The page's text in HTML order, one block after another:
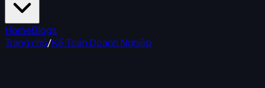
HomeBlogs
Trang chủ/Kế Toán Doanh Nghiệp